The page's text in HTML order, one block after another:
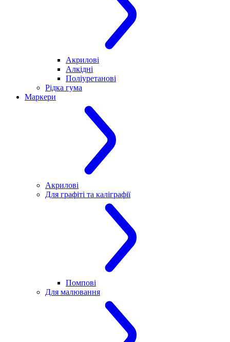
Акрилові
Алкідні
Поліуретанові
Рідка гума
Маркери
Акрилові
Для графіті та каліграфії
Помпові
Для малювання